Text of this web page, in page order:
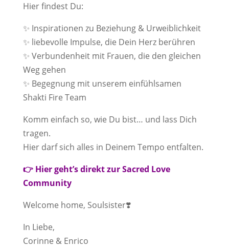
Hier findest Du:
✨ Inspirationen zu Beziehung & Urweiblichkeit
✨ liebevolle Impulse, die Dein Herz berühren
✨ Verbundenheit mit Frauen, die den gleichen
Weg gehen
✨ Begegnung mit unserem einfühlsamen
Shakti Fire Team
Komm einfach so, wie Du bist… und lass Dich
tragen.
Hier darf sich alles in Deinem Tempo entfalten.
👉 Hier geht’s direkt zur Sacred Love
Community
Welcome home, Soulsister❣️
In Liebe,
Corinne & Enrico